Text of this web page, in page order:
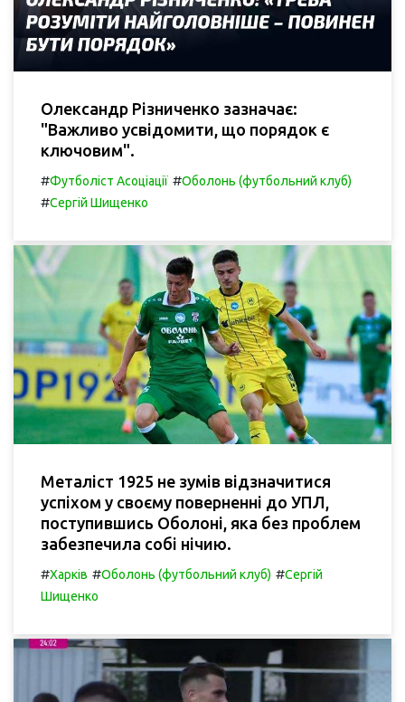
Олександр Різниченко зазначає:
"Важливо усвідомити, що порядок є
ключовим".
#Футболіст Асоціації #Оболонь (футбольний клуб)
#Сергій Шищенко
Металіст 1925 не зумів відзначитися
успіхом у своєму поверненні до УПЛ,
поступившись Оболоні, яка без проблем
забезпечила собі нічию.
#Харків #Оболонь (футбольний клуб) #Сергій
Шищенко